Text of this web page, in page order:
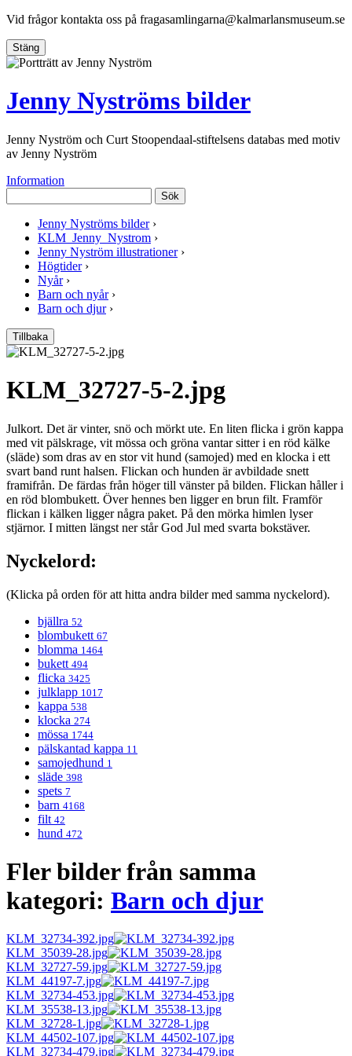
Vid frågor kontakta oss på fragasamlingarna@kalmarlansmuseum.se
Stäng
Jenny Nyströms bilder
Jenny Nyström och Curt Stoopendaal-stiftelsens databas med motiv
av Jenny Nyström
Information
Sök
Jenny Nyströms bilder ›
KLM_Jenny_Nystrom ›
Jenny Nyström illustrationer ›
Högtider ›
Nyår ›
Barn och nyår ›
Barn och djur ›
Tillbaka
KLM_32727-5-2.jpg
Julkort. Det är vinter, snö och mörkt ute. En liten flicka i grön kappa
med vit pälskrage, vit mössa och gröna vantar sitter i en röd kälke
(släde) som dras av en stor vit hund (samojed) med en klocka i ett
svart band runt halsen. Flickan och hunden är avbildade snett
framifrån. De färdas från höger till vänster på bilden. Flickan håller i
en röd blombukett. Över hennes ben ligger en brun filt. Framför
flickan i kälken ligger några paket. På den mörka himlen lyser
stjärnor. I mitten längst ner står God Jul med svarta bokstäver.
Nyckelord:
(Klicka på orden för att hitta andra bilder med samma nyckelord).
bjällra 52
blombukett 67
blomma 1464
bukett 494
flicka 3425
julklapp 1017
kappa 538
klocka 274
mössa 1744
pälskantad kappa 11
samojedhund 1
släde 398
spets 7
barn 4168
filt 42
hund 472
Fler bilder från samma
kategori: Barn och djur
KLM_32734-392.jpg
KLM_35039-28.jpg
KLM_32727-59.jpg
KLM_44197-7.jpg
KLM_32734-453.jpg
KLM_35538-13.jpg
KLM_32728-1.jpg
KLM_44502-107.jpg
KLM_32734-479.jpg